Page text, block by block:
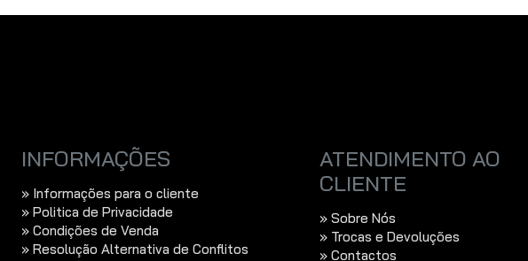
Obs:HTML não é suportado!
INFORMAÇÕES
» Informações para o cliente
» Politica de Privacidade
» Condições de Venda
» Resolução Alternativa de Conflitos
ATENDIMENTO AO
CLIENTE
» Sobre Nós
» Trocas e Devoluções
» Contactos